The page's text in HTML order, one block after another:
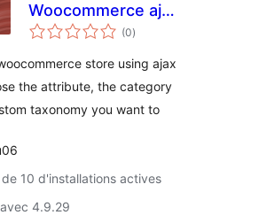
Woocommerce ajax
filter
(0notes
en
)
store using ajax
the attribute, the category
taxonomy you want to
de 10 d'installations actives
4.9.29